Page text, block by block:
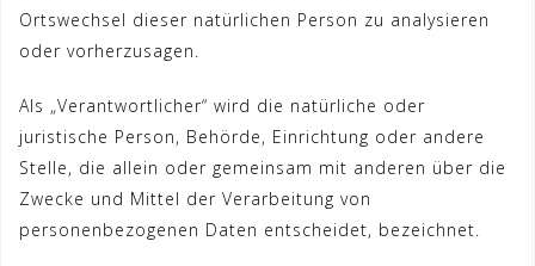
Ortswechsel dieser natürlichen Person zu analysieren
oder vorherzusagen.
Als „Verantwortlicher“ wird die natürliche oder
juristische Person, Behörde, Einrichtung oder andere
Stelle, die allein oder gemeinsam mit anderen über die
Zwecke und Mittel der Verarbeitung von
personenbezogenen Daten entscheidet, bezeichnet.